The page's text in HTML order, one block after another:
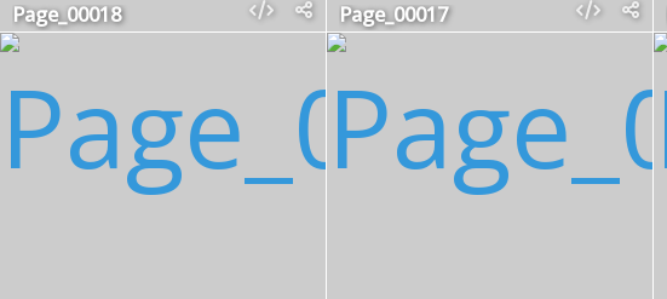
Page_00018 Page_00017